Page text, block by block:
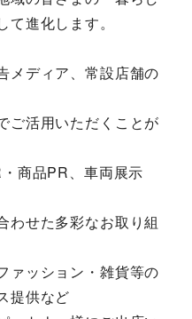
進化します。
メディア、常設店舗の
ご活用いただくことが
商品PR、車両展示
わせた多彩なお取り組
ァッション・雑貨等の
提供など